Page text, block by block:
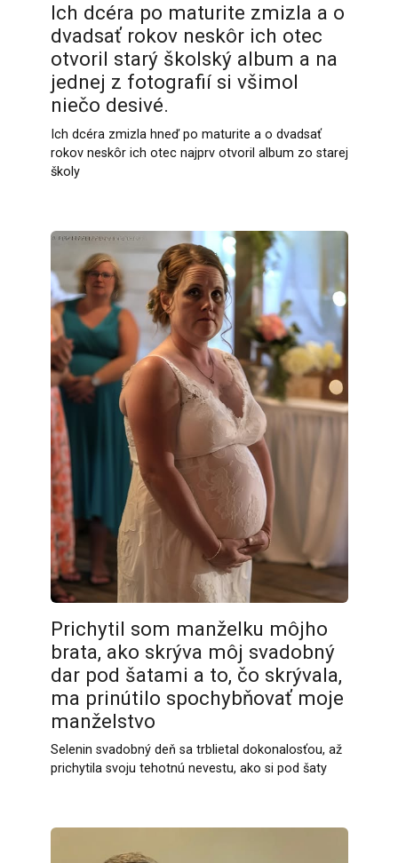
Ich dcéra po maturite zmizla a o
dvadsať rokov neskôr ich otec
otvoril starý školský album a na
jednej z fotografií si všimol
niečo desivé.
Ich dcéra zmizla hneď po maturite a o dvadsať
rokov neskôr ich otec najprv otvoril album zo starej
školy
Prichytil som manželku môjho
brata, ako skrýva môj svadobný
dar pod šatami a to, čo skrývala,
ma prinútilo spochybňovať moje
manželstvo
Selenin svadobný deň sa trblietal dokonalosťou, až
prichytila svoju tehotnú nevestu, ako si pod šaty